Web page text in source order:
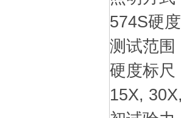
574S硬
测试范围
硬度标尺
15X,